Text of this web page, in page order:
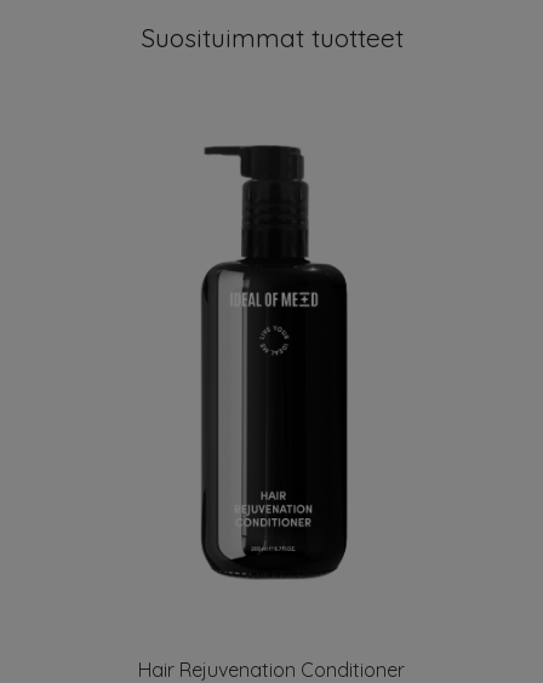
Suosituimmat tuotteet
Hair Rejuvenation Conditioner